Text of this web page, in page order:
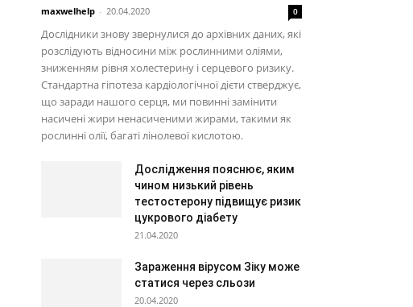
maxwelhelp - 20.04.2020 0
Дослідники знову звернулися до архівних даних, які
розслідують відносини між рослинними оліями,
зниженням рівня холестерину і серцевого ризику.
Стандартна гіпотеза кардіологічної дієти стверджує,
що заради нашого серця, ми повинні замінити
насичені жири ненасиченими жирами, такими як
рослинні олії, багаті лінолевої кислотою.
Дослідження пояснює, яким
чином низький рівень
тестостерону підвищує ризик
цукрового діабету
21.04.2020
Зараження вірусом Зіку може
статися через сльози
20.04.2020